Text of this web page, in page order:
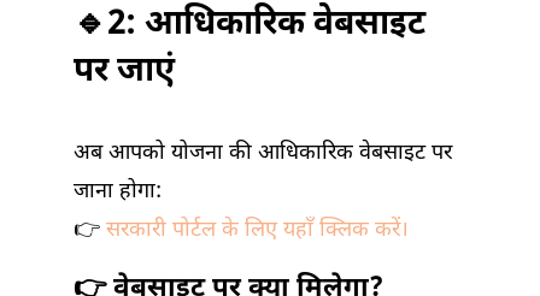
🔹2: आधिकारिक वेबसाइट
पर जाएं
अब आपको योजना की आधिकारिक वेबसाइट पर
जाना होगा:
👉 सरकारी पोर्टल के लिए यहाँ क्लिक करें।